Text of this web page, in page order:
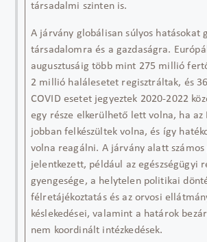
társadalmi szinten is.
A járvány globálisan súlyos hatásokat
társadalomra és a gazdaságra.
augusztusáig több mint 275 millió
2 millió halálesetet regisztráltak, és
COVID esetet jegyeztek 2020-2022
egy része elkerülhető lett volna, ha az
jobban felkészültek volna, és így
volna reagálni. A járvány alatt
jelentkezett, például az egészségügyi
gyengesége, a helytelen politikai
félretájékoztatás és az orvosi
késlekedései, valamint a határok
nem koordinált intézkedések.